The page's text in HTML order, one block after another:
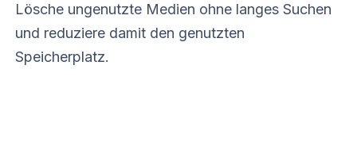
Lösche ungenutzte Medien ohne langes Suchen
und reduziere damit den genutzten
Speicherplatz.